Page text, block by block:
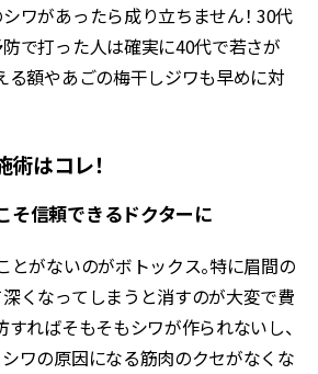
ワがあったら成り立ちません！ 30代
で打った人は確実に40代で若さが
る額やあごの梅干しジワも早めに対
はコレ！
そ信頼できるドクターに
とがないのがボトックス。特に眉間の
くなってしまうと消すのが大変で費
すればそもそもシワが作られないし、
ワの原因になる筋肉のクセがなくな